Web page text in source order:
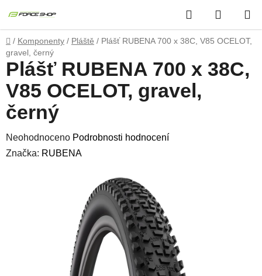
na
obsah
Hledat
KOŠÍK
Domů
/ Komponenty / Pláště / Plášť RUBENA 700 x 38C, V85 OCELOT,
gravel, černý
Plášť RUBENA 700 x 38C,
V85 OCELOT, gravel,
černý
Průměrné
hodnocení
Neohodnoceno Podrobnosti hodnocení
Značka: RUBENA